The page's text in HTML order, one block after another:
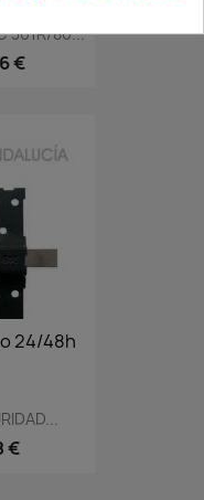
301R/80...
€
24/48h
€